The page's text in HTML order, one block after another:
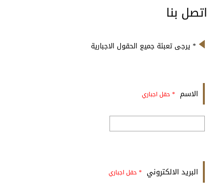
اتصل بنا
* يرجى تعبئة جميع الحقول الاجبارية
الاسم * حقل اجباري
البريد الالكتروني * حقل اجباري